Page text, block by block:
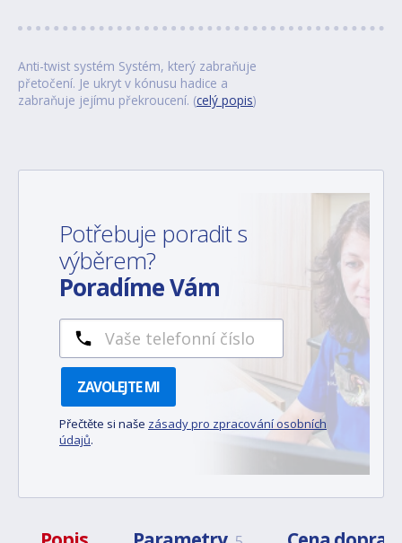
Anti-twist systém Systém, který zabraňuje
přetočení. Je ukryt v kónusu hadice a
zabraňuje jejímu překroucení. (celý popis)
Potřebuje poradit s
výběrem?
Poradíme Vám
ZAVOLEJTE MI
Přečtěte si naše zásady pro zpracování osobních
údajů.